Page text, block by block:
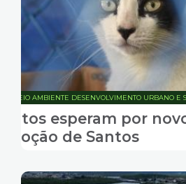
MEIO AMBIENTE DESENVOLVIMENTO URBANO E
Gatos esperam por
adoção de Santos